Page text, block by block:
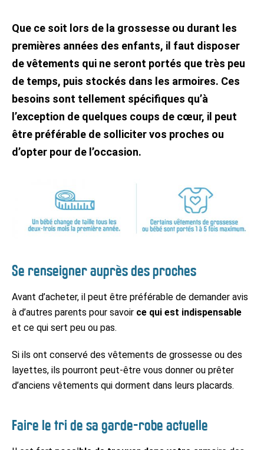
Que ce soit lors de la grossesse ou durant les
premières années des enfants, il faut disposer
de vêtements qui ne seront portés que très peu
de temps, puis stockés dans les armoires. Ces
besoins sont tellement spécifiques qu’à
l’exception de quelques coups de cœur, il peut
être préférable de solliciter vos proches ou
d’opter pour de l’occasion.
Se renseigner auprès des proches
Avant d’acheter, il peut être préférable de demander avis
à d’autres parents pour savoir ce qui est indispensable
et ce qui sert peu ou pas.
Si ils ont conservé des vêtements de grossesse ou des
layettes, ils pourront peut-être vous donner ou prêter
d’anciens vêtements qui dorment dans leurs placards.
Faire le tri de sa garde-robe actuelle